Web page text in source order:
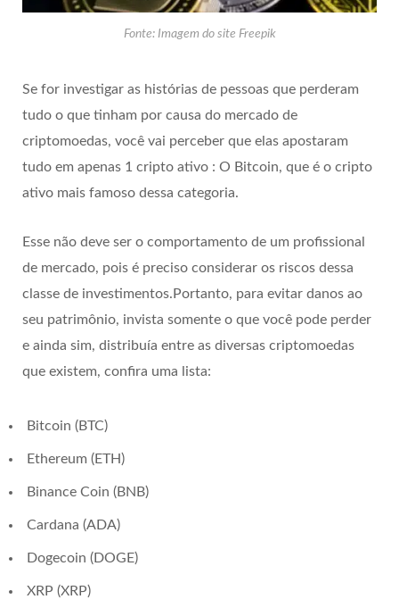
Fonte: Imagem do site Freepik
Se for investigar as histórias de pessoas que perderam
tudo o que tinham por causa do mercado de
criptomoedas, você vai perceber que elas apostaram
tudo em apenas 1 cripto ativo : O Bitcoin, que é o cripto
ativo mais famoso dessa categoria.
Esse não deve ser o comportamento de um profissional
de mercado, pois é preciso considerar os riscos dessa
classe de investimentos.Portanto, para evitar danos ao
seu patrimônio, invista somente o que você pode perder
e ainda sim, distribuía entre as diversas criptomoedas
que existem, confira uma lista:
Bitcoin (BTC)
Ethereum (ETH)
Binance Coin (BNB)
Cardana (ADA)
Dogecoin (DOGE)
XRP (XRP)